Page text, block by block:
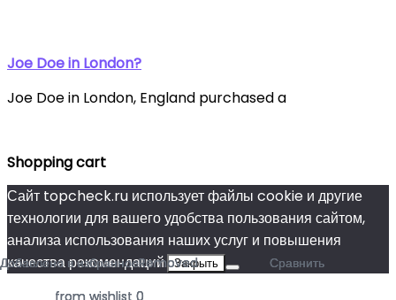
Добавлено в избранноеRemoved
from wishlist 0
Сравнить
Добавлено в избранноеRemoved
from wishlist 0
Сравнить
Добавлено в избранноеRemoved
from wishlist 0
Сравнить
Joe Doe in London?
Joe Doe in London, England purchased a
Shopping cart
Сайт topcheck.ru использует файлы cookie и другие
технологии для вашего удобства пользования сайтом,
анализа использования наших услуг и повышения
качества рекомендаций. Закрыть